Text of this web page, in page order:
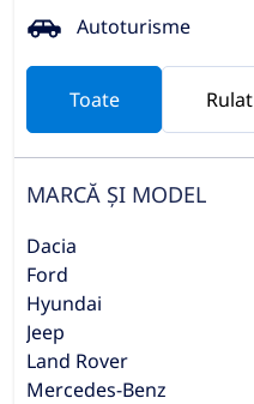
Autoturisme
Toate Rulat
MARCĂ ȘI MODEL
Dacia
Ford
Hyundai
Jeep
Land Rover
Mercedes-Benz